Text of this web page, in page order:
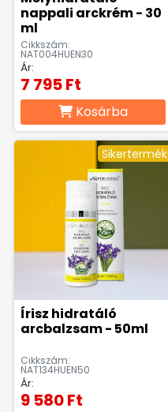
nappali arckrém - 30
ml
Cikkszám:
NAT004HUEN30
Ár:
7 795 Ft
Kosárba
Sikertermék
Írisz hidratáló
arcbalzsam - 50ml
Cikkszám:
NAT134HUEN50
Ár:
9 580 Ft